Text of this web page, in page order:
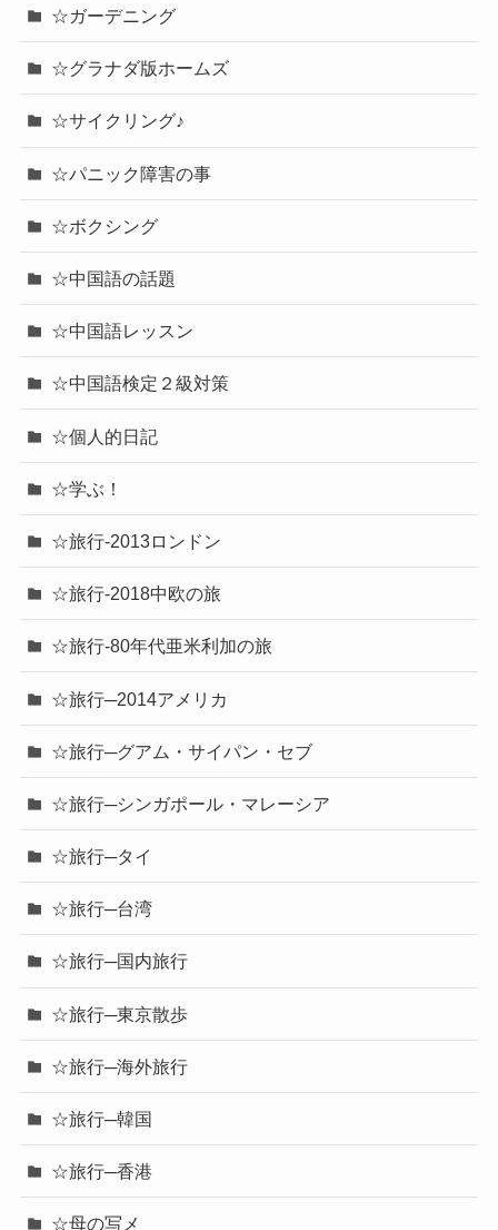
☆ガーデニング
☆グラナダ版ホームズ
☆サイクリング♪
☆パニック障害の事
☆ボクシング
☆中国語の話題
☆中国語レッスン
☆中国語検定２級対策
☆個人的日記
☆学ぶ！
☆旅行-2013ロンドン
☆旅行-2018中欧の旅
☆旅行-80年代亜米利加の旅
☆旅行─2014アメリカ
☆旅行─グアム・サイパン・セブ
☆旅行─シンガポール・マレーシア
☆旅行─タイ
☆旅行─台湾
☆旅行─国内旅行
☆旅行─東京散歩
☆旅行─海外旅行
☆旅行─韓国
☆旅行─香港
☆母の写メ